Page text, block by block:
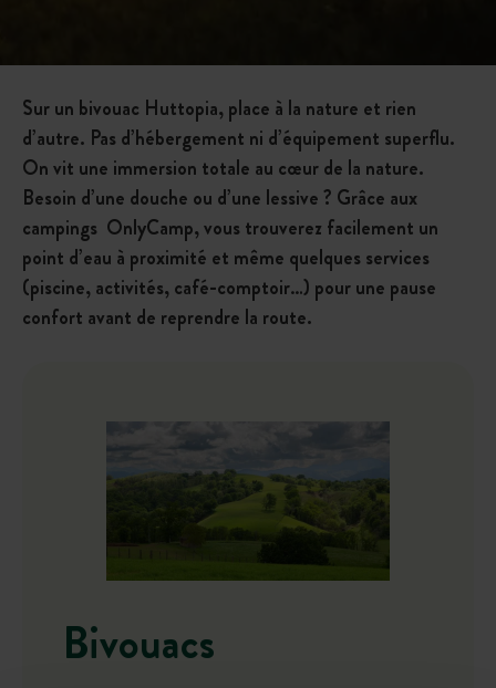
Sur un bivouac Huttopia, place à la nature et rien
d’autre. Pas d’hébergement ni d’équipement superflu.
On vit une immersion totale au cœur de la nature.
Besoin d’une douche ou d’une lessive ? Grâce aux
campings OnlyCamp, vous trouverez facilement un
point d’eau à proximité et même quelques services
(piscine, activités, café-comptoir…) pour une pause
confort avant de reprendre la route.
Bivouacs